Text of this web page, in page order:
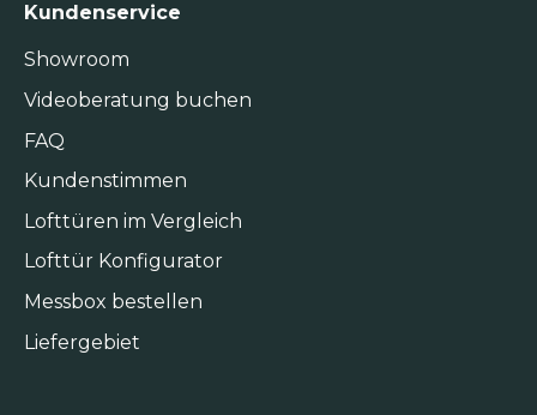
Kundenservice
Showroom
Videoberatung buchen
FAQ
Kundenstimmen
Lofttüren im Vergleich
Lofttür Konfigurator
Messbox bestellen
Liefergebiet